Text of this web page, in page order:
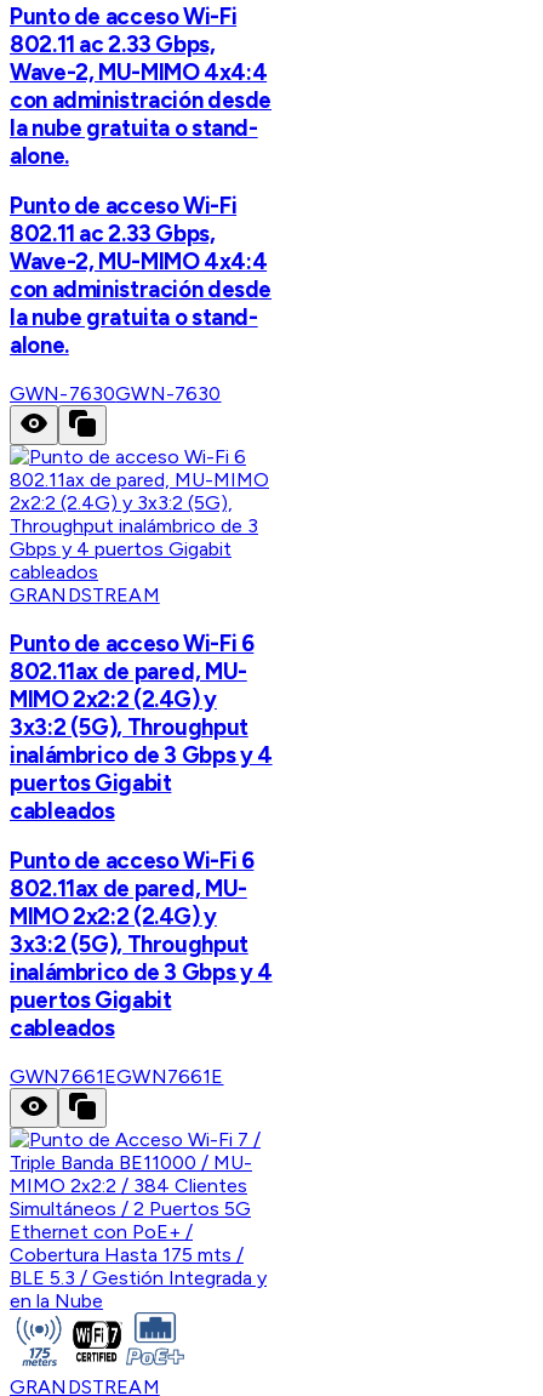
Punto de acceso Wi-Fi
802.11 ac 2.33 Gbps,
Wave-2, MU-MIMO 4x4:4
con administración desde
la nube gratuita o stand-
alone.
Punto de acceso Wi-Fi
802.11 ac 2.33 Gbps,
Wave-2, MU-MIMO 4x4:4
con administración desde
la nube gratuita o stand-
alone.
GWN-7630GWN-7630
GRANDSTREAM
Punto de acceso Wi-Fi 6
802.11ax de pared, MU-
MIMO 2x2:2 (2.4G) y
3x3:2 (5G), Throughput
inalámbrico de 3 Gbps y 4
puertos Gigabit
cableados
Punto de acceso Wi-Fi 6
802.11ax de pared, MU-
MIMO 2x2:2 (2.4G) y
3x3:2 (5G), Throughput
inalámbrico de 3 Gbps y 4
puertos Gigabit
cableados
GWN7661EGWN7661E
GRANDSTREAM